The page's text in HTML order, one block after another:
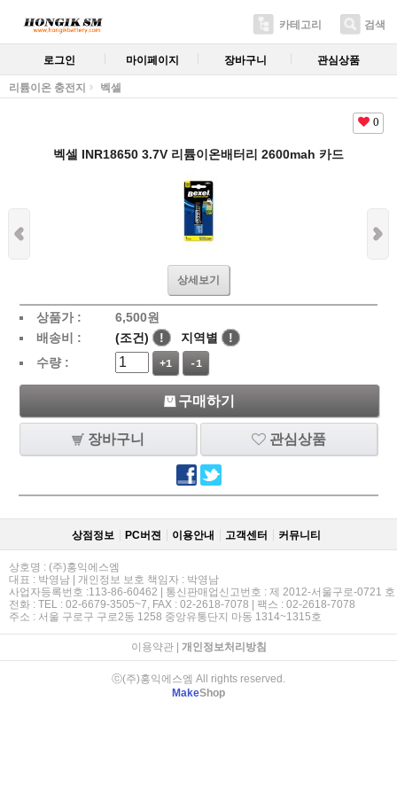
카테고리 검색
로그인 마이페이지 장바구니 관심상품
리튬이온 충전지 벡셀
0
벡셀 INR18650 3.7V 리튬이온배터리 2600mah 카드
상세보기
상품가 : 6,500원
배송비 :
(조건) ! 지역별
!
수량 :
+1 -1
구매하기
장바구니 관심상품
상점정보 PC버젼 이용안내 고객센터 커뮤니티
상호명 : (주)홍익에스엠
대표 : 박영남 | 개인정보 보호 책임자 : 박영남
사업자등록번호 :113-86-60462 | 통신판매업신고번호 : 제 2012-서울구로-0721 호
전화 : TEL : 02-6679-3505~7, FAX : 02-2618-7078 | 팩스 : 02-2618-7078
주소 : 서울 구로구 구로2동 1258 중앙유통단지 마동 1314~1315호
이용약관| 개인정보처리방침
ⓒ(주)홍익에스엠 All rights reserved.
MakeShop